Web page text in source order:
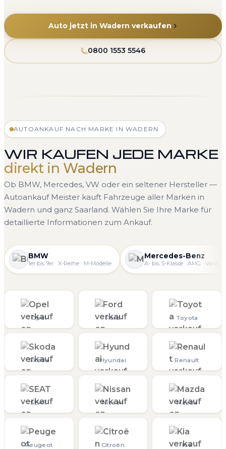
Auto jetzt in Wadern verkaufen
0800 1553 5546
AUTOANKAUF NACH MARKE IN WADERN
WIR KAUFEN JEDE MARKE
direkt in Wadern
Ob BMW, Mercedes, VW oder ein seltener Hersteller —
Autoankauf Meister kauft Fahrzeuge aller Marken in
Wadern und ganz Saarland. Wählen Sie Ihre Marke für
detaillierte Informationen zum Ankauf.
BMW
1er bis 7er · X-Reihe · M-Modelle
Mercedes-Benz
A- bis S-Klasse · AMG · Vans
Opel Ford Toyota
Skoda Hyundai Renault
SEAT Nissan Mazda
Peugeot Citroën Kia